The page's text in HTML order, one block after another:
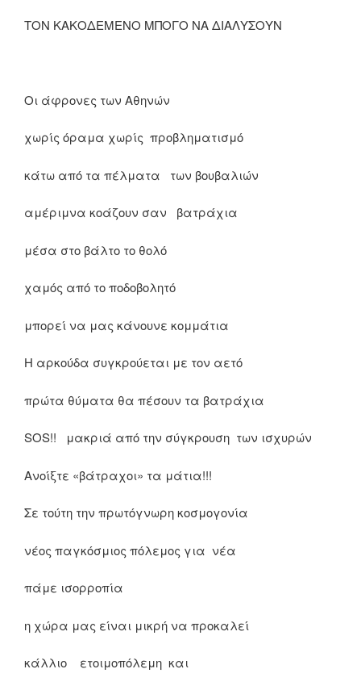
ΤΟΝ ΚΑΚΟΔΕΜΕΝΟ ΜΠΟΓΟ ΝΑ ΔΙΑΛΥΣΟΥΝ
Οι άφρονες των Αθηνών
χωρίς όραμα χωρίς προβληματισμό
κάτω από τα πέλματα των βουβαλιών
αμέριμνα κοάζουν σαν βατράχια
μέσα στο βάλτο το θολό
χαμός από το ποδοβολητό
μπορεί να μας κάνουνε κομμάτια
Η αρκούδα συγκρούεται με τον αετό
πρώτα θύματα θα πέσουν τα βατράχια
SOS!! μακριά από την σύγκρουση των ισχυρών
Ανοίξτε «βάτραχοι» τα μάτια!!!
Σε τούτη την πρωτόγνωρη κοσμογονία
νέος παγκόσμιος πόλεμος για νέα
πάμε ισορροπία
η χώρα μας είναι μικρή να προκαλεί
κάλλιο ετοιμοπόλεμη και